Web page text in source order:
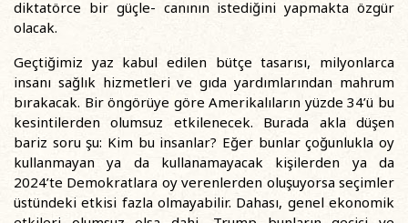
diktatörce bir güçle- canının istediğini yapmakta özgür
olacak.
Geçtiğimiz yaz kabul edilen bütçe tasarısı, milyonlarca
insanı sağlık hizmetleri ve gıda yardımlarından mahrum
bırakacak. Bir öngörüye göre Amerikalıların yüzde 34’ü bu
kesintilerden olumsuz etkilenecek. Burada akla düşen
bariz soru şu: Kim bu insanlar? Eğer bunlar çoğunlukla oy
kullanmayan ya da kullanamayacak kişilerden ya da
2024’te Demokratlara oy verenlerden oluşuyorsa seçimler
üstündeki etkisi fazla olmayabilir. Dahası, genel ekonomik